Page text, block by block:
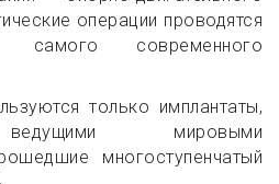
операции проводятся
самого современного
только имплантаты,
ведущими мировыми
многоступенчатый